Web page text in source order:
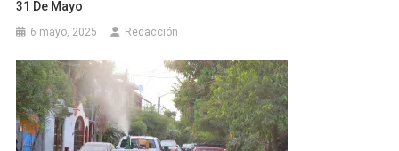
31 De Mayo
6 mayo, 2025 Redacción